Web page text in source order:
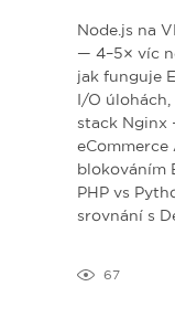
67
Node.js na
— 4–5× víc
jak funguje
I/O úlohách,
stack Nginx
eCommerce
blokováním
PHP vs
srovnání s